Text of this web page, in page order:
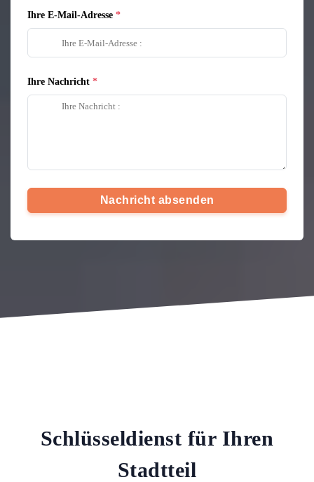
Ihre E-Mail-Adresse
Ihre Nachricht
Nachricht absenden
Schlüsseldienst für Ihren
Stadtteil